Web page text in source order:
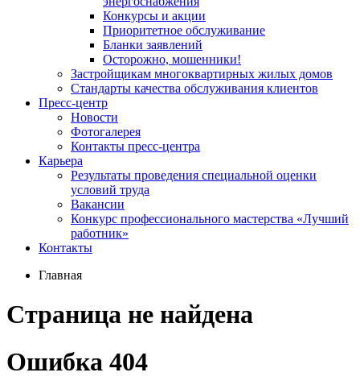
Конкурсы и акции
Приоритетное обслуживание
Бланки заявлений
Осторожно, мошенники!
Застройщикам многоквартирных жилых домов
Стандарты качества обслуживания клиентов
Пресс-центр
Новости
Фотогалерея
Контакты пресс-центра
Карьера
Результаты проведения специальной оценки
условий труда
Вакансии
Конкурс профессионального мастерства «Лучший
работник»
Контакты
Главная
Страница не найдена
Ошибка 404